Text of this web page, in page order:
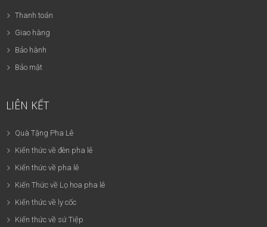
Thanh toán
Giao hàng
Bảo hành
Bảo mật
LIÊN KẾT
Quà Tặng Pha Lê
Kiến thức về đèn pha lê
Kiến thức về pha lê
Kiến Thức về Lọ hoa pha lê
Kiến thức về ly cốc
Kiến thức về sứ Tiệp